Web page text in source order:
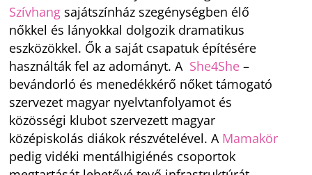
Szívhang sajátszínház szegénységben élő
nőkkel és lányokkal dolgozik dramatikus
eszközökkel. Ők a saját csapatuk építésére
használták fel az adományt. A She4She –
bevándorló és menedékkérő nőket támogató
szervezet magyar nyelvtanfolyamot és
közösségi klubot szervezett magyar
középiskolás diákok részvételével. A Mamakör
pedig vidéki mentálhigiénés csoportok